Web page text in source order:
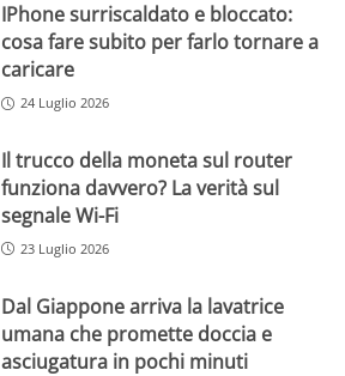
IPhone surriscaldato e bloccato:
cosa fare subito per farlo tornare a
caricare
24 Luglio 2026
Il trucco della moneta sul router
funziona davvero? La verità sul
segnale Wi-Fi
23 Luglio 2026
Dal Giappone arriva la lavatrice
umana che promette doccia e
asciugatura in pochi minuti